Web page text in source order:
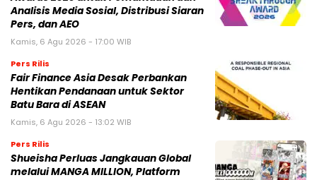
Analisis Media Sosial, Distribusi Siaran
Pers, dan AEO
Kamis, 6 Agu 2026 - 17:00 WIB
Pers Rilis
Fair Finance Asia Desak Perbankan
Hentikan Pendanaan untuk Sektor
Batu Bara di ASEAN
Kamis, 6 Agu 2026 - 13:02 WIB
Pers Rilis
Shueisha Perluas Jangkauan Global
melalui MANGA MILLION, Platform